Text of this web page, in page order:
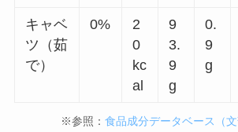
キャベ
ツ（茹
で）
0%
2
0
kc
al
9
3.
9
g
0.
9
g
※参照： 食品成分データベース（文